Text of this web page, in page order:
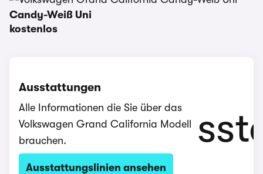
Candy-Weiß Uni
kostenlos
Ausstattungen
Alle Informationen die Sie über das
Volkswagen Grand California Modell
brauchen.
Ausstattungslinien ansehen